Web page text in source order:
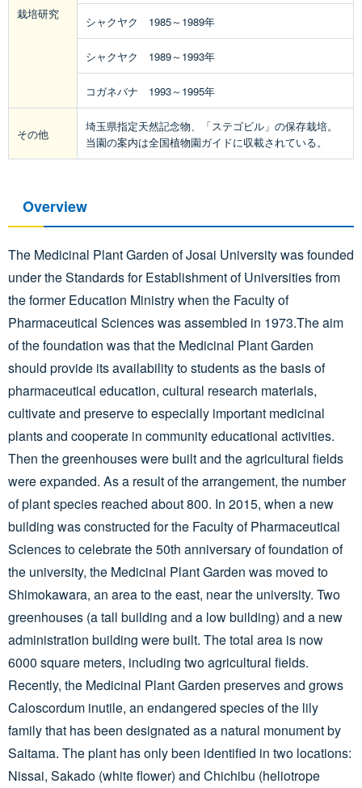
栽培研究
シャクヤク 1985～1989年
シャクヤク 1989～1993年
コガネバナ 1993～1995年
その他
埼玉県指定天然記念物、「ステゴビル」の保存栽培。
当園の案内は全国植物園ガイドに収載されている。
Overview
The Medicinal Plant Garden of Josai University was founded
under the Standards for Establishment of Universities from
the former Education Ministry when the Faculty of
Pharmaceutical Sciences was assembled in 1973.The aim
of the foundation was that the Medicinal Plant Garden
should provide its availability to students as the basis of
pharmaceutical education, cultural research materials,
cultivate and preserve to especially important medicinal
plants and cooperate in community educational activities.
Then the greenhouses were built and the agricultural fields
were expanded. As a result of the arrangement, the number
of plant species reached about 800. In 2015, when a new
building was constructed for the Faculty of Pharmaceutical
Sciences to celebrate the 50th anniversary of foundation of
the university, the Medicinal Plant Garden was moved to
Shimokawara, an area to the east, near the university. Two
greenhouses (a tall building and a low building) and a new
administration building were built. The total area is now
6000 square meters, including two agricultural fields.
Recently, the Medicinal Plant Garden preserves and grows
Caloscordum inutile, an endangered species of the lily
family that has been designated as a natural monument by
Saitama. The plant has only been identified in two locations:
Nissai, Sakado (white flower) and Chichibu (heliotrope